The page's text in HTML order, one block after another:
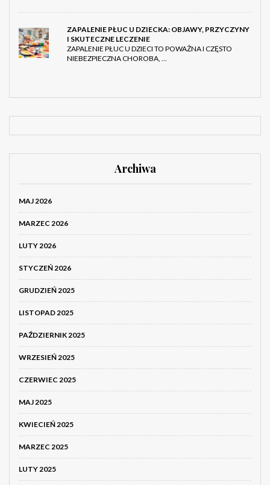
ZAPALENIE PŁUC U DZIECKA: OBJAWY, PRZYCZYNY
I SKUTECZNE LECZENIE
ZAPALENIE PŁUC U DZIECI TO POWAŻNA I CZĘSTO
NIEBEZPIECZNA CHOROBA, …
Archiwa
MAJ 2026
MARZEC 2026
LUTY 2026
STYCZEŃ 2026
GRUDZIEŃ 2025
LISTOPAD 2025
PAŹDZIERNIK 2025
WRZESIEŃ 2025
CZERWIEC 2025
MAJ 2025
KWIECIEŃ 2025
MARZEC 2025
LUTY 2025